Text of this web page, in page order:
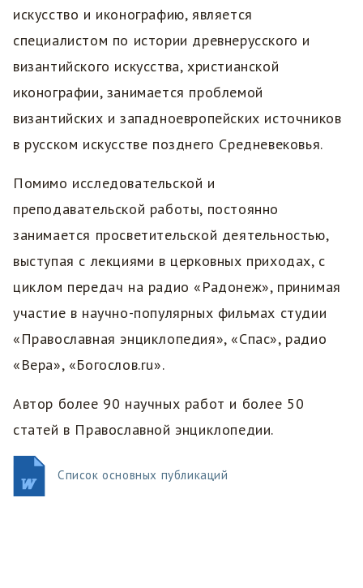
искусство и иконографию, является
специалистом по истории древнерусского и
византийского искусства, христианской
иконографии, занимается проблемой
византийских и западноевропейских источников
в русском искусстве позднего Средневековья.
Помимо исследовательской и
преподавательской работы, постоянно
занимается просветительской деятельностью,
выступая с лекциями в церковных приходах, с
циклом передач на радио «Радонеж», принимая
участие в научно-популярных фильмах студии
«Православная энциклопедия», «Спас», радио
«Вера», «Богослов.ru».
Автор более 90 научных работ и более 50
статей в Православной энциклопедии.
Список основных публикаций